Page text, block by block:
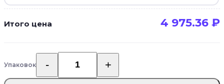
Итого цена 4 975.36 ₽
УпаковокКоличество
товара